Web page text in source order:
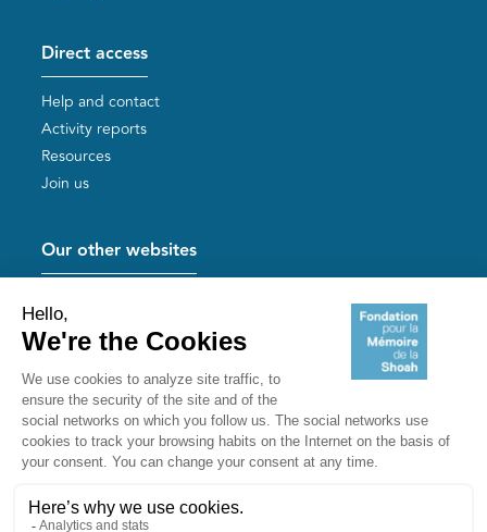
Direct access
Help and contact
Activity reports
Resources
Join us
Our other websites
Mémoires vives
Useful links
Shoah Memorial
The Milles camp
Akadem